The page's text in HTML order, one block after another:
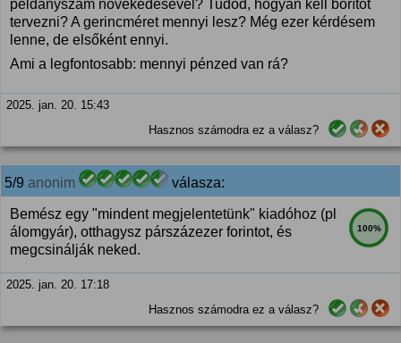
példányszám növekedésével? Tudod, hogyan kell borítót
tervezni? A gerincméret mennyi lesz? Még ezer kérdésem
lenne, de elsőként ennyi.
Ami a legfontosabb: mennyi pénzed van rá?
2025. jan. 20. 15:43
Hasznos számodra ez a válasz?
5/9 anonim válasza:
100%
Bemész egy "mindent megjelentetünk" kiadóhoz (pl
álomgyár), otthagysz párszázezer forintot, és
megcsinálják neked.
2025. jan. 20. 17:18
Hasznos számodra ez a válasz?